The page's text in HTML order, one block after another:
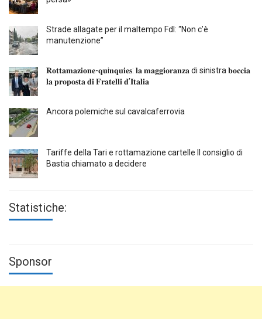
Strade allagate per il maltempo FdI: “Non c’è
manutenzione”
𝐑𝐨𝐭𝐭𝐚𝐦𝐚𝐳𝐢𝐨𝐧𝐞-𝐪𝐮i𝐧𝐪𝐮𝐢𝐞𝐬: 𝐥𝐚 𝐦𝐚𝐠𝐠𝐢𝐨𝐫𝐚𝐧𝐳𝐚 di sinistra 𝐛𝐨𝐜𝐜𝐢𝐚
𝐥𝐚 𝐩𝐫𝐨𝐩𝐨𝐬𝐭𝐚 𝐝𝐢 𝐅𝐫𝐚𝐭𝐞𝐥𝐥𝐢 𝐝’𝐈𝐭𝐚𝐥𝐢𝐚
Ancora polemiche sul cavalcaferrovia
Tariffe della Tari e rottamazione cartelle Il consiglio di
Bastia chiamato a decidere
Statistiche:
Sponsor